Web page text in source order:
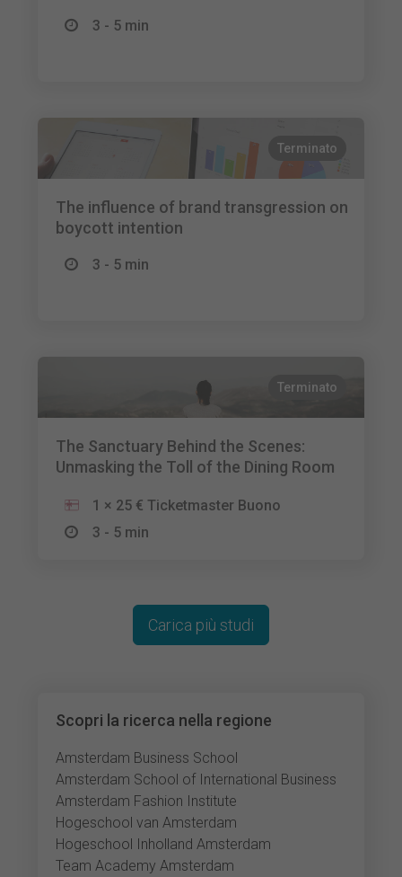
3 - 5 min
Terminato
The influence of brand transgression on
boycott intention
3 - 5 min
Terminato
The Sanctuary Behind the Scenes:
Unmasking the Toll of the Dining Room
1 × 25 € Ticketmaster Buono
3 - 5 min
Scopri la ricerca nella regione
Amsterdam Business School
Amsterdam School of International Business
Amsterdam Fashion Institute
Hogeschool van Amsterdam
Hogeschool Inholland Amsterdam
Team Academy Amsterdam
Carica più studi